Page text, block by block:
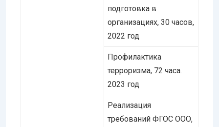
подготовка в
организациях, 30 часов,
2022 год
Профилактика
терроризма, 72 часа.
2023 год
Реализация
требований ФГОС ООО,